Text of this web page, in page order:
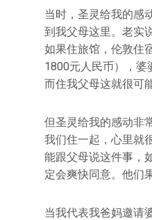
当时，圣灵给我的感
到我父母这里。老实
如果住旅馆，伦敦住
1800元人民币），婆
而住我父母这就很可
但圣灵给我的感动非
我们住一起，心里就
能跟父母说这件事，
定会爽快同意。他们
当我代表我爸妈邀请